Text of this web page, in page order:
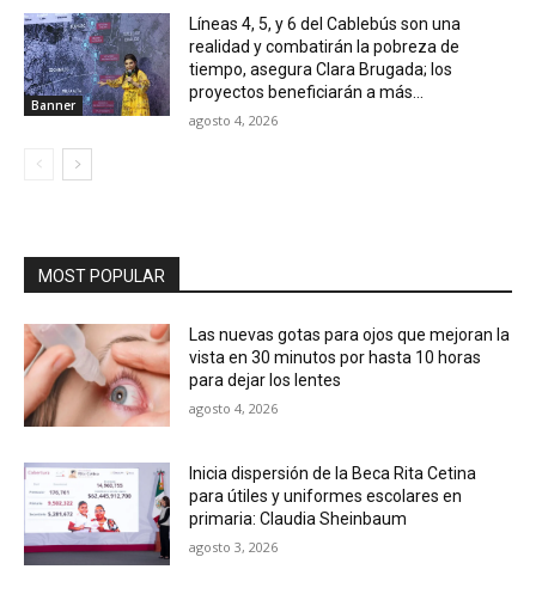
Banner
Líneas 4, 5, y 6 del Cablebús son una
realidad y combatirán la pobreza de
tiempo, asegura Clara Brugada; los
proyectos beneficiarán a más...
agosto 4, 2026
MOST POPULAR
Las nuevas gotas para ojos que mejoran la
vista en 30 minutos por hasta 10 horas
para dejar los lentes
agosto 4, 2026
Inicia dispersión de la Beca Rita Cetina
para útiles y uniformes escolares en
primaria: Claudia Sheinbaum
agosto 3, 2026